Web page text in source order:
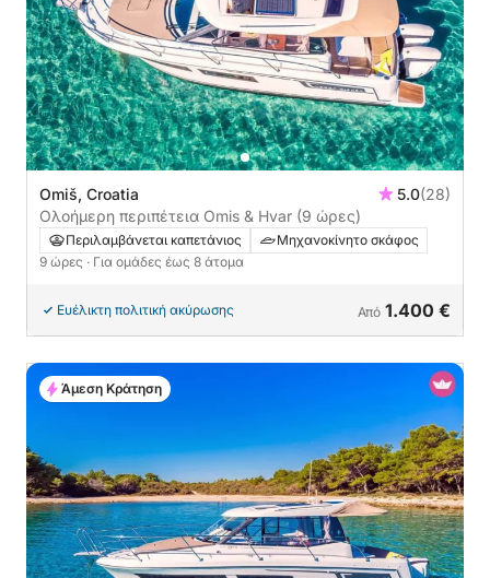
Omiš, Croatia 5.0(28)
Ολοήμερη περιπέτεια Omis & Hvar (9 ώρες)
Περιλαμβάνεται καπετάνιος
Μηχανοκίνητο σκάφος
9 ώρες · Για ομάδες έως 8 άτομα
Ευέλικτη πολιτική ακύρωσης Από 1.400 €
Άμεση Κράτηση